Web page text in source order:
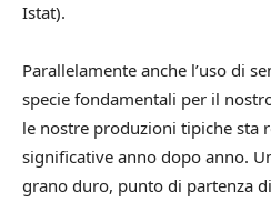
Istat).
Parallelamente anche l’uso di
specie fondamentali per il
le nostre produzioni tipiche sta
significative anno dopo anno.
grano duro, punto di partenza